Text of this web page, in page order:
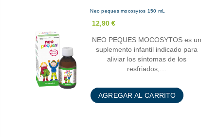
Neo peques mocosytos 150 mL
12,90 €
NEO PEQUES MOCOSYTOS es un
suplemento infantil indicado para
aliviar los síntomas de los
resfriados,…
AGREGAR AL CARRITO